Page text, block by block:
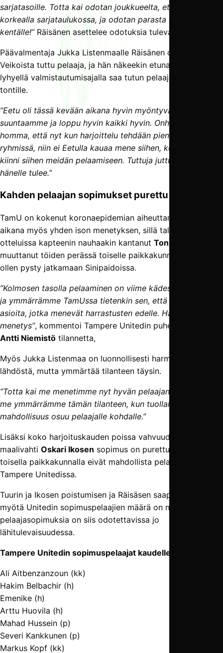
sarjatasoille. Totta kai odotan joukkueelta, että ollaan
korkealla sarjataulukossa, ja odotan parasta itseäni
kentälle!”Räisänen asettelee odotuksia tulevalle kesälle.
Päävalmentaja Jukka Listenmaalle Räisänen on jo Pallo-
Veikoista tuttu pelaaja, ja hän näkeekin etuna sen, että
lyhyellä valmistautumisajalla saa tutun pelaajan tärkeälle
tontille.
”Eetu oli tässä kevään aikana hyvin myöntyväinen meidän
suuntaamme ja loppu hyvin kaikki hyvin. Onhan se selvä
homma, että nyt kun harjoittelu tehdään pienemmissä
ryhmissä, niin ei Eetulla kauaa mene siihen, kun pääsee
kiinni siihen meidän pelaamiseen. Tuttuja juttuja sieltä
hänelle tulee.”
Kahden pelaajan sopimukset purettu
TamU on kokenut koronaepidemian aiheuttaman tauon
aikana myös yhden ison menetyksen, sillä talvikauden
otteluissa kapteenin nauhaakin kantanut Toni Tuuri
muuttanut töiden perässä toiselle paikkakunnalle, eikä näin
ollen pysty jatkamaan Sinipaidoissa.
”Kolmosen tasolla pelaaminen on viime kädessä harrastus,
ja ymmärrämme TamUssa tietenkin sen, että elämässä on
asioita, jotka menevät harrastusten edelle. Harmillinen
menetys”, kommentoi Tampere Unitedin puheenjohtaja
Antti Niemistö tilannetta,
Myös Jukka Listenmaa on luonnollisesti harmissaan Tuurin
lähdöstä, mutta ymmärtää tilanteen täysin.
”Totta kai me menetimme nyt hyvän pelaajan, mutta kaikki
me ymmärrämme tämän tilanteen, kun tuollainen
mahdollisuus osuu pelaajalle kohdalle.”
Lisäksi koko harjoituskauden poissa vahvuudesta olleen
maalivahti Oskari Ikosen sopimus on purettu, sillä opinnot
toisella paikkakunnalla eivät mahdollista pelaamista
Tampere Unitedissa.
Tuurin ja Ikosen poistumisen ja Räisäsen saapumisen
myötä Unitedin sopimuspelaajien määrä on nyt 18. Uusia
pelaajasopimuksia on siis odotettavissa jo
lähitulevaisuudessa.
Tampere Unitedin sopimuspelaajat kaudelle 2020:
Ali Aitbenzanzoun (kk)
Hakim Belbachir (h)
Emenike (h)
Arttu Huovila (h)
Mahad Hussein (p)
Severi Kankkunen (p)
Markus Kopf (kk)